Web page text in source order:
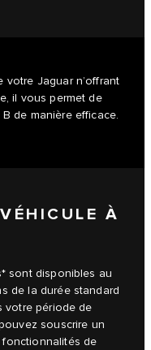
votre Jaguar n’offrant
il vous permet de
de manière efficace.
À
sont disponibles au
de la durée standard
votre période de
souscrire un
de